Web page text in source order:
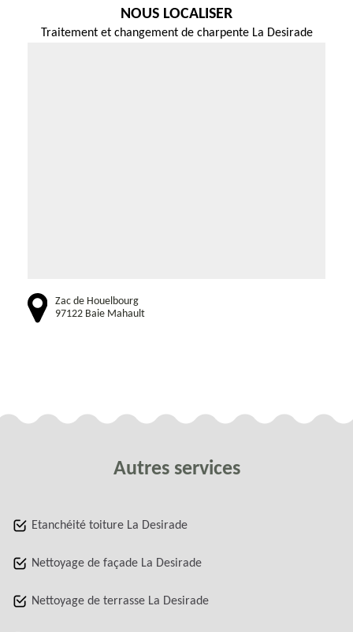
NOUS LOCALISER
Traitement et changement de charpente La Desirade
Zac de Houelbourg
97122 Baie Mahault
Autres services
Etanchéité toiture La Desirade
Nettoyage de façade La Desirade
Nettoyage de terrasse La Desirade